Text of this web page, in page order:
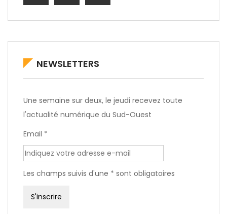
NEWSLETTERS
Une semaine sur deux, le jeudi recevez toute
l'actualité numérique du Sud-Ouest
Email *
Les champs suivis d'une * sont obligatoires